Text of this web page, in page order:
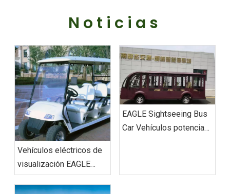
Noticias
Vehículos eléctricos de
visualización EAGLE
presentados por
Shanghai Greenland
EAGLE Sightseeing Bus
Car Vehículos potencian